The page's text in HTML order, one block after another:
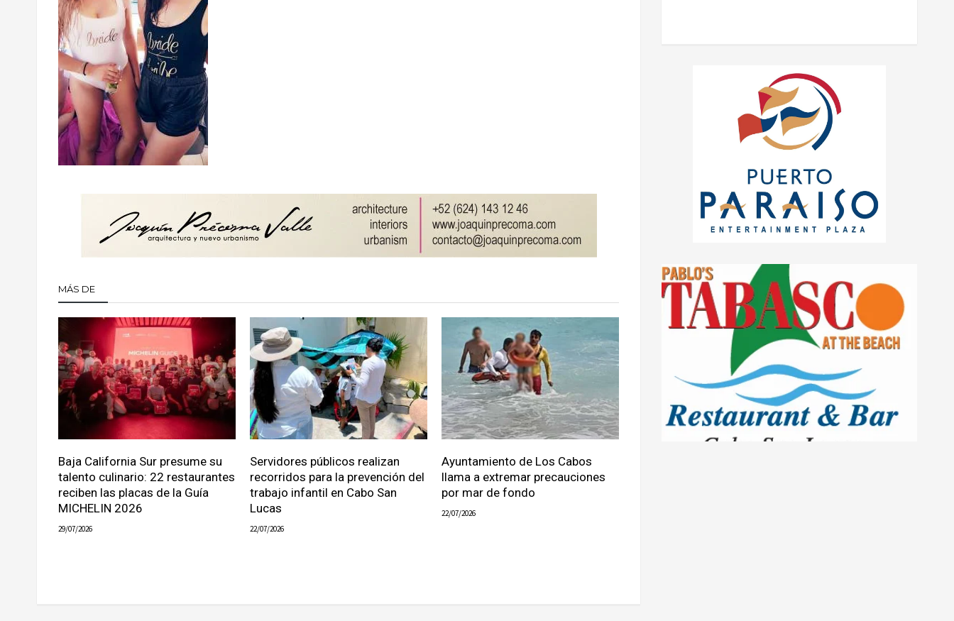
MÁS DE
Baja California Sur presume su
talento culinario: 22 restaurantes
reciben las placas de la Guía
MICHELIN 2026
29/07/2026
Servidores públicos realizan
recorridos para la prevención del
trabajo infantil en Cabo San
Lucas
22/07/2026
Ayuntamiento de Los Cabos
llama a extremar precauciones
por mar de fondo
22/07/2026